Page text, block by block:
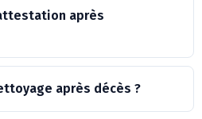
après
après décès ?